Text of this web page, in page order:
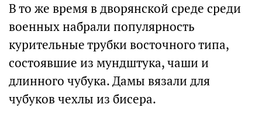
В то же время в дворянской среде среди
военных набрали популярность
курительные трубки восточного типа,
состоявшие из мундштука, чаши и
длинного чубука. Дамы вязали для
чубуков чехлы из бисера.